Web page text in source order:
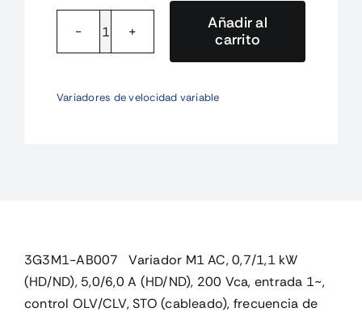
3G3M1AB007
AC,
Añadir al
carrito
Variadores de velocidad variable
3G3M1-AB007 Variador M1 AC, 0,7/1,1 kW
(HD/ND), 5,0/6,0 A (HD/ND), 200 Vca, entrada 1~,
control OLV/CLV, STO (cableado), frecuencia de